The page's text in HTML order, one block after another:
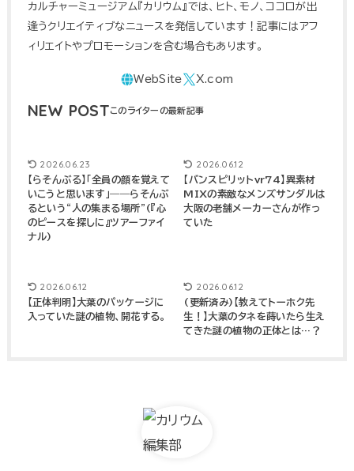
カルチャーミュージアム『カリウム』では、ヒト、モノ、ココロが出
逢うクリエイティブなニュースを発信しています！記事にはアフ
ィリエイトやプロモーションを含む場合もあります。
NEW POST
2026.06.23
【らそんぶる】「全員の顔を覚えて
いこうと思います」――らそんぶ
るという“人の集まる場所”(『心
のピースを探しに』ツアーファイ
ナル)
2026.06.12
【バンスピリットvr74】異素材
MIXの素敵なメンズサンダルは
大阪の老舗メーカーさんが作っ
ていた
2026.06.12
【正体判明】大葉のパッケージに
入っていた謎の植物、開花する。
2026.06.12
(更新済み)【教えてトーホク先
生！】大葉のタネを蒔いたら生え
てきた謎の植物の正体とは…？